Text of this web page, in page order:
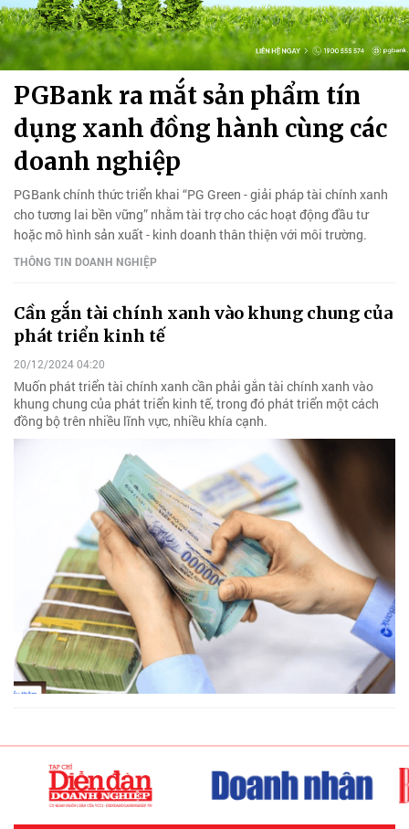
PGBank ra mắt sản phẩm tín
dụng xanh đồng hành cùng các
doanh nghiệp
PGBank chính thức triển khai “PG Green - giải pháp tài chính xanh
cho tương lai bền vững” nhằm tài trợ cho các hoạt động đầu tư
hoặc mô hình sản xuất - kinh doanh thân thiện với môi trường.
THÔNG TIN DOANH NGHIỆP
Cần gắn tài chính xanh vào khung chung của
phát triển kinh tế
20/12/2024 04:20
Muốn phát triển tài chính xanh cần phải gắn tài chính xanh vào
khung chung của phát triển kinh tế, trong đó phát triển một cách
đồng bộ trên nhiều lĩnh vực, nhiều khía cạnh.